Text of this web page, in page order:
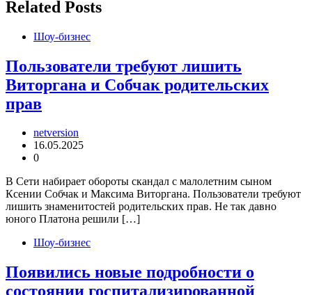
Related Posts
Шоу-бизнес
Пользователи требуют лишить
Виторгана и Собчак родительских
прав
netversion
16.05.2025
0
В Сети набирает обороты скандал с малолетним сыном
Ксении Собчак и Максима Виторгана. Пользователи требуют
лишить знаменитостей родительских прав. Не так давно
юного Платона решили […]
Шоу-бизнес
Появились новые подробности о
состоянии госпитализированной